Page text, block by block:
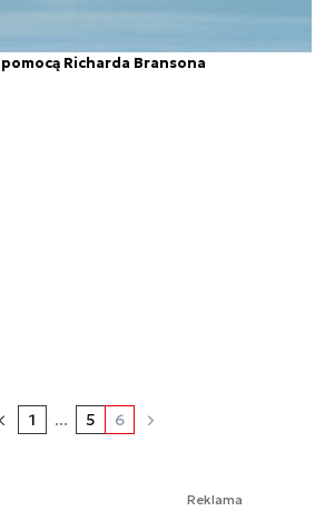
Richarda Bransona
1 ... 5 6
Reklama